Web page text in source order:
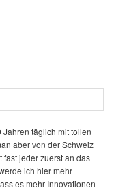
täglich mit tollen
aber von der Schweiz
fast jeder zuerst an das
ich hier mehr
es mehr Innovationen